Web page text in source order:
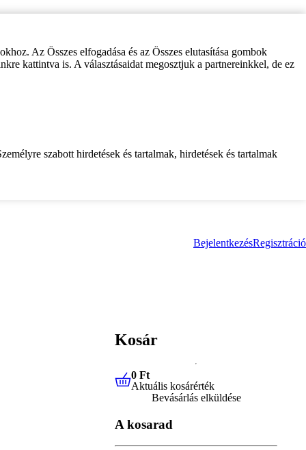
Az Összes elfogadása és az Összes elutasítása gombok
kattintva is. A választásaidat megosztjuk a partnereinkkel, de ez
szabott hirdetések és tartalmak, hirdetések és tartalmak
BejelentkezésRegisztráció
Kosár
0 FtAktuális kosárérték
0 Ft
Aktuális kosárérték
Bevásárlás elküldése
A kosarad